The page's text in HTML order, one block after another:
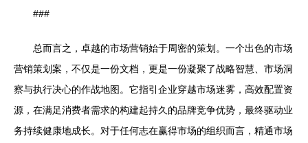
###
总而言之，卓越的市场营销始于周密的策划。一个出色的市场
营销策划案，不仅是一份文档，更是一份凝聚了战略智慧、市场洞
察与执行决心的作战地图。它指引企业穿越市场迷雾，高效配置资
源，在满足消费者需求的构建起持久的品牌竞争优势，最终驱动业
务持续健康地成长。对于任何志在赢得市场的组织而言，精通市场